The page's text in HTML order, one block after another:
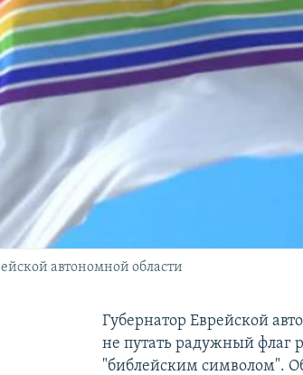
автономной области
Губернатор Еврейской
не путать радужный флаг
"библейским символом".